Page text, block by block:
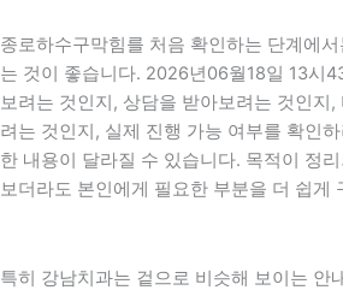
종로하수구막힘를 처음 확인하는 단계에
는 것이 좋습니다. 2026년06월18일 13시
보려는 것인지, 상담을 받아보려는 것인지
려는 것인지, 실제 진행 가능 여부를 확인
한 내용이 달라질 수 있습니다. 목적이 정
보더라도 본인에게 필요한 부분을 더 쉽게
특히 강남치과는 겉으로 비슷해 보이는 안